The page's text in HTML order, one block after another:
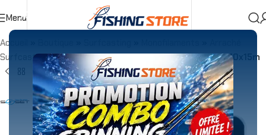
Menu
Accueil
Surfcasting»Arraché Surf Sunset SILANIUM CONICA 10x15m